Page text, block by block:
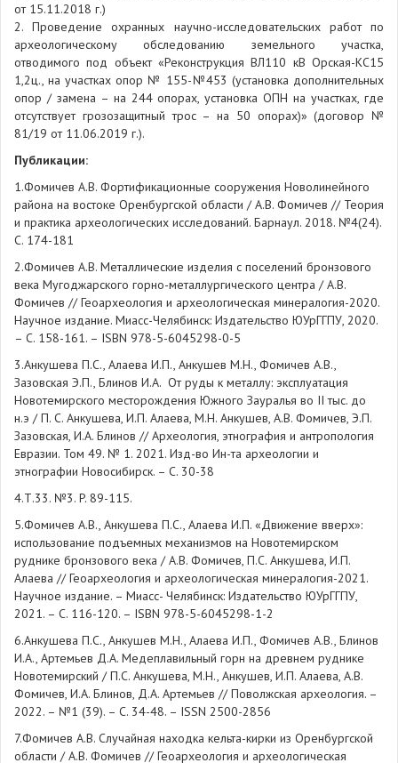
от 15.11.2018 г.)
2. Проведение охранных научно-исследовательских работ по
археологическому обследованию земельного участка,
отводимого под объект «Реконструкция ВЛ110 кВ Орская-КС15
1,2ц., на участках опор № 155-№453 (установка дополнительных
опор / замена – на 244 опорах, установка ОПН на участках, где
отсутствует грозозащитный трос – на 50 опорах)» (договор №
81/19 от 11.06.2019 г.).
Публикации:
1.Фомичев А.В. Фортификационные сооружения Новолинейного
района на востоке Оренбургской области / А.В. Фомичев // Теория
и практика археологических исследований. Барнаул. 2018. №4(24).
С. 174-181
2.Фомичев А.В. Металлические изделия с поселений бронзового
века Мугоджарского горно-металлургического центра / А.В.
Фомичев // Геоархеология и археологическая минералогия-2020.
Научное издание. Миасс-Челябинск: Издательство ЮУрГГПУ, 2020.
– С. 158-161. – ISBN 978-5-6045298-0-5
3.Анкушева П.С., Алаева И.П., Анкушев М.Н., Фомичев А.В.,
Зазовская Э.П., Блинов И.А. От руды к металлу: эксплуатация
Новотемирского месторождения Южного Зауралья во II тыс. до
н.э / П. С. Анкушева, И.П. Алаева, М.Н. Анкушев, А.В. Фомичев, Э.П.
Зазовская, И.А. Блинов // Археология, этнография и антропология
Евразии. Том 49. № 1. 2021. Изд-во Ин-та археологии и
этнографии Новосибирск. – С. 30-38
4.Т.33. №3. P. 89-115.
5.Фомичев А.В., Анкушева П.С., Алаева И.П. «Движение вверх»:
использование подъемных механизмов на Новотемирском
руднике бронзового века / А.В. Фомичев, П.С. Анкушева, И.П.
Алаева // Геоархеология и археологическая минералогия-2021.
Научное издание. – Миасс- Челябинск: Издательство ЮУрГГПУ,
2021. – С. 116-120. – ISBN 978-5-6045298-1-2
6.Анкушева П.С., Анкушев М.Н., Алаева И.П., Фомичев А.В., Блинов
И.А., Артемьев Д.А. Медеплавильный горн на древнем руднике
Новотемирский / П.С. Анкушева, М.Н., Анкушев, И.П. Алаева, А.В.
Фомичев, И.А. Блинов, Д.А. Артемьев // Поволжская археология. –
2022. – №1 (39). – С. 34-48. – ISSN 2500-2856
7.Фомичев А.В. Случайная находка кельта-кирки из Оренбургской
области / А.В. Фомичев // Геоархеология и археологическая